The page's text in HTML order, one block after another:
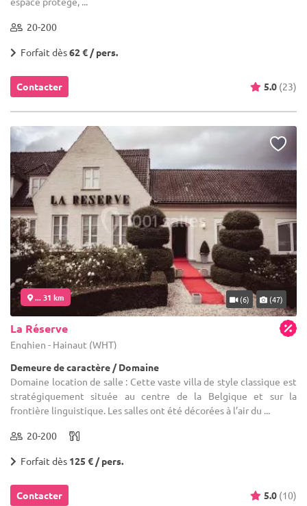
20-200
Forfait dès62 € / pers.
Contacter 5.0 (23)
... 31 km (6) (47)
La Réserve
Enghien - Hainaut (WHT)
Demeure de caractère / Domaine
Domaine location de salle : Cette vaste villa de style classique est
stratégiquement située au centre de la Belgique et sur la
frontière linguistique. Les salles ont été décorées à l’air du ...
20-200
Forfait dès 125 € / pers.
Contacter 5.0 (10)